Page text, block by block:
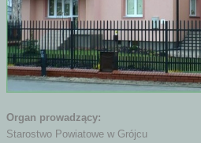
Organ prowadzący:
Starostwo Powiatowe w Grójcu